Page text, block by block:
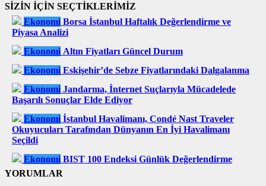
SİZİN İÇİN SEÇTİKLERİMİZ
Ekonomi Borsa İstanbul Haftalık Değerlendirme ve
Piyasa Analizi
Ekonomi Altın Fiyatları Güncel Durum
Ekonomi Eskişehir’de Sebze Fiyatlarındaki Dalgalanma
Ekonomi Jandarma, İnternet Suçlarıyla Mücadelede
Başarılı Sonuçlar Elde Ediyor
Ekonomi İstanbul Havalimanı, Condé Nast Traveler
Okuyucuları Tarafından Dünyanın En İyi Havalimanı
Seçildi
Ekonomi BIST 100 Endeksi Günlük Değerlendirme
YORUMLAR